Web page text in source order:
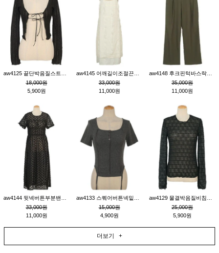
18,000원
5,900원
33,000원
11,000원
35,000원
11,000원
33,000원
11,000원
15,000원
4,900원
25,000원
5,900원
더보기 +